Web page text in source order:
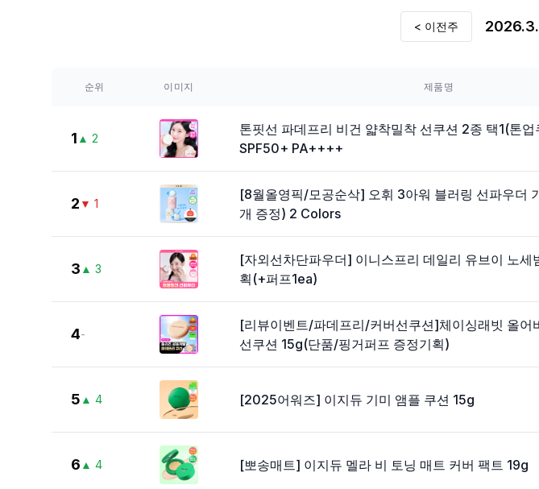
< 이전주
순위 이미지 제품명
1 ▲ 2
톤핏선 파데프리 비건 얇착밀착 선쿠션 2종 택1(톤
SPF50+ PA++++
2 ▼ 1
[8월올영픽/모공순삭] 오휘 3아워 블러링 선파우더
개 증정) 2 Colors
3 ▲ 3
[자외선차단파우더] 이니스프리 데일리 유브이 노세
획(+퍼프1ea)
4-
[리뷰이벤트/파데프리/커버선쿠션]체이싱래빗 올어
선쿠션 15g(단품/핑거퍼프 증정기획)
5 ▲ 4 [2025어워즈] 이지듀 기미 앰플 쿠션 15g
6 ▲ 4 [뽀송매트] 이지듀 멜라 비 토닝 매트 커버 팩트 19g